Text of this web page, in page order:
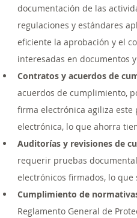
documentación de las
regulaciones y estándares
eficiente la aprobación y el
interesadas en documentos
Contratos y acuerdos de
acuerdos de cumplimiento,
firma electrónica agiliza
electrónica, lo que ahorra
Auditorías y revisiones de
requerir pruebas
electrónicos firmados, lo
Cumplimiento de
Reglamento General de